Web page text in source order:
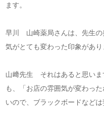
ます。
早川 山崎薬局さんは、先生の
気がとても変わった印象があり
山﨑先生 それはあると思いま
も、「お店の雰囲気が変わっ
いので、ブラックボードなど